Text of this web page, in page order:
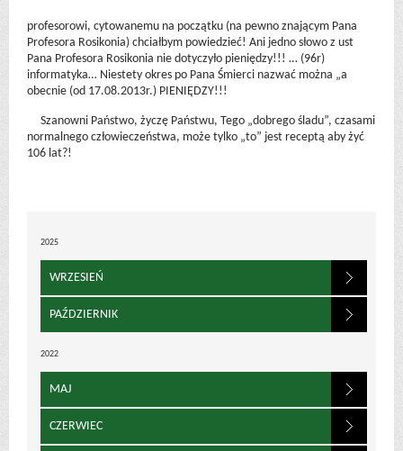
profesorowi, cytowanemu na początku (na pewno znającym Pana
Profesora Rosikonia) chciałbym powiedzieć! Ani jedno słowo z ust
Pana Profesora Rosikonia nie dotyczyło pieniędzy!!! … (96r)
informatyka… Niestety okres po Pana Śmierci nazwać można „a
obecnie (od 17.08.2013r.) PIENIĘDZY!!!
Szanowni Państwo, życzę Państwu, Tego „dobrego śladu”, czasami
normalnego człowieczeństwa, może tylko „to” jest receptą aby żyć
106 lat?!
2025
WRZESIEŃ
PAŹDZIERNIK
2022
MAJ
CZERWIEC